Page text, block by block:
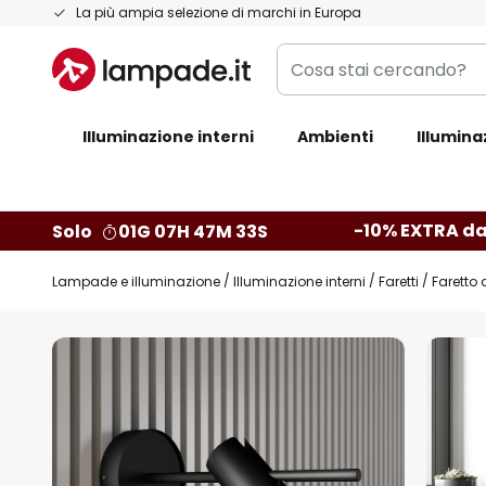
La più ampia selezione di marchi in Europa
Salta
contenuto
Cosa
stai
Illuminazione interni Ambienti
Solo 01G 07H 47M 32S -10% EXTRA
Lampade e illuminazione Illuminazione interni Faretti Faretto
Vai
galleria